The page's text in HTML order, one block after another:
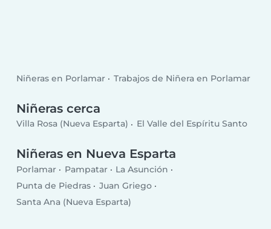
Niñeras en Porlamar Trabajos de Niñera en Porlamar
Niñeras cerca
Villa Rosa (Nueva Esparta) El Valle del Espíritu Santo
Niñeras en Nueva Esparta
Porlamar Pampatar
La Asunción
Punta de Piedras
Juan Griego
Santa Ana (Nueva Esparta)